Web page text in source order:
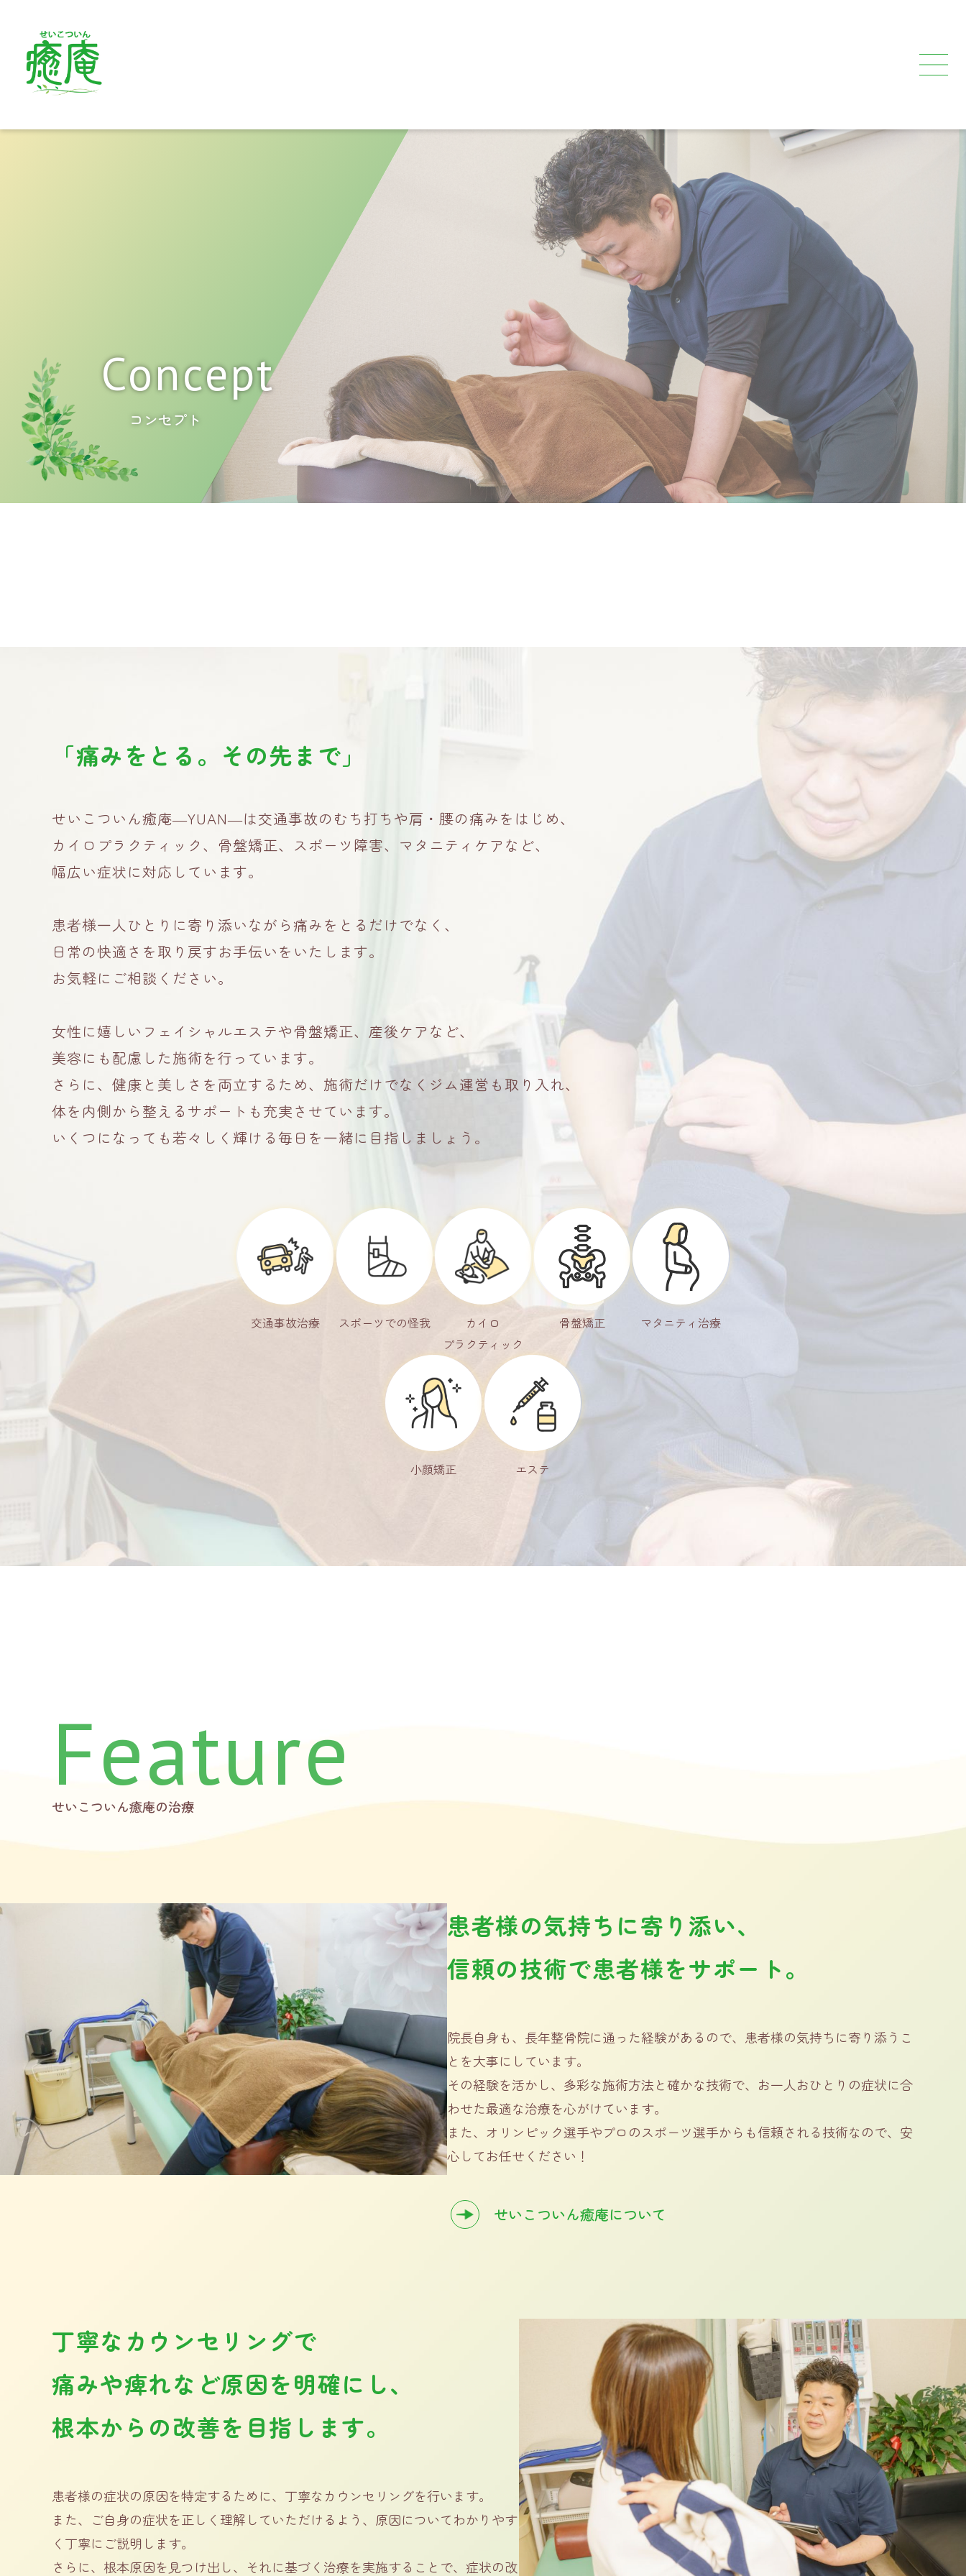
Concept
コンセプト
「痛みをとる。その先まで」
せいこついん癒庵―YUAN―は交通事故のむち打ちや肩・腰の痛みをはじめ、
カイロプラクティック、骨盤矯正、スポーツ障害、マタニティケアなど、
幅広い症状に対応しています。
患者様一人ひとりに寄り添いながら痛みをとるだけでなく、
日常の快適さを取り戻すお手伝いをいたします。
お気軽にご相談ください。
女性に嬉しいフェイシャルエステや骨盤矯正、産後ケアなど、
美容にも配慮した施術を行っています。
さらに、健康と美しさを両立するため、施術だけでなくジム運営も取り入れ、
体を内側から整えるサポートも充実させています。
いくつになっても若々しく輝ける毎日を一緒に目指しましょう。
交通事故治療 スポーツでの怪我
カイロ
プラクティック
骨盤矯正 マタニティ治療
小顔矯正 エステ
Feature
せいこついん癒庵の治療
患者様の気持ちに寄り添い、
信頼の技術で患者様をサポート。
院長自身も、長年整骨院に通った経験があるので、患者様の気持ちに寄り添うこ
とを大事にしています。
その経験を活かし、多彩な施術方法と確かな技術で、お一人おひとりの症状に合
わせた最適な治療を心がけています。
また、オリンピック選手やプロのスポーツ選手からも信頼される技術なので、安
心してお任せください！
せいこついん癒庵について
丁寧なカウンセリングで
痛みや痺れなど原因を明確にし、
根本からの改善を目指します。
患者様の症状の原因を特定するために、丁寧なカウンセリングを行います。
また、ご自身の症状を正しく理解していただけるよう、原因についてわかりやす
く丁寧にご説明します。
さらに、根本原因を見つけ出し、それに基づく治療を実施することで、症状の改